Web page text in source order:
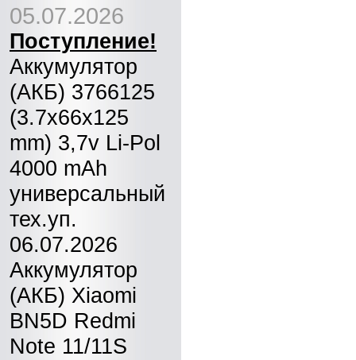
05.07.2026
Поступление!
Аккумулятор
(АКБ) 3766125
(3.7x66x125
mm) 3,7v Li-Pol
4000 mAh
универсальный
тех.уп.
06.07.2026
Аккумулятор
(АКБ) Xiaomi
BN5D Redmi
Note 11/11S